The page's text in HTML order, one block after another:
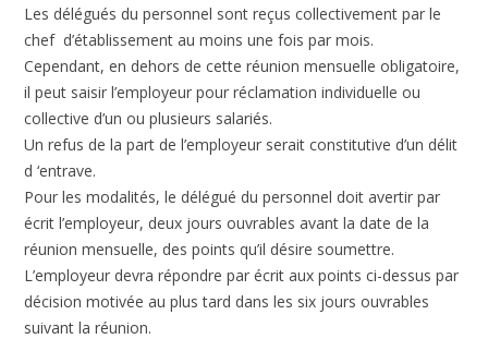
Les délégués du personnel sont reçus collectivement par le
chef d’établissement au moins une fois par mois.
Cependant, en dehors de cette réunion mensuelle obligatoire,
il peut saisir l’employeur pour réclamation individuelle ou
collective d’un ou plusieurs salariés.
Un refus de la part de l’employeur serait constitutive d’un délit
d ‘entrave.
Pour les modalités, le délégué du personnel doit avertir par
écrit l’employeur, deux jours ouvrables avant la date de la
réunion mensuelle, des points qu’il désire soumettre.
L’employeur devra répondre par écrit aux points ci-dessus par
décision motivée au plus tard dans les six jours ouvrables
suivant la réunion.